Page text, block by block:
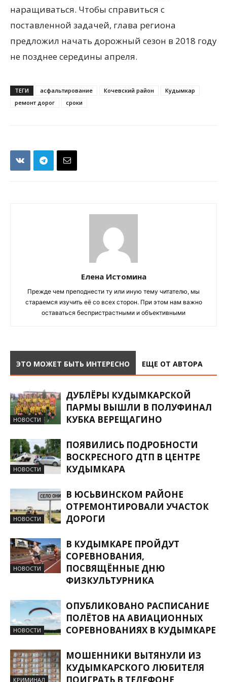
наращиваться. Чтобы справиться с
поставленной задачей, глава региона
предложил начать дорожный сезон в 2018 году
не позднее середины апреля.
ТЕГИ асфальтирование Кочевский район
Кудымкар
ремонт дорог
сроки
Елена Истомина
Прежде чем преподнести ту или иную тему читателю, мы
стараемся изучить её со всех сторон. При этом нам важно
оставаться беспристрастными и объективными
ЭТО МОЖЕТ БЫТЬ ИНТЕРЕСНО ЕЩЕ ОТ АВТОРА
НОВОСТИ
ДУБЛЁРЫ КУДЫМКАРСКОЙ
ПАРМЫ ВЫШЛИ В ПОЛУФИНАЛ
КУБКА ВЕРЕЩАГИНО
НОВОСТИ
ПОЯВИЛИСЬ ПОДРОБНОСТИ
ВОСКРЕСНОГО ДТП В ЦЕНТРЕ
КУДЫМКАРА
НОВОСТИ
В ЮСЬВИНСКОМ РАЙОНЕ
ОТРЕМОНТИРОВАЛИ УЧАСТОК
ДОРОГИ
НОВОСТИ
В КУДЫМКАРЕ ПРОЙДУТ
СОРЕВНОВАНИЯ,
ПОСВЯЩЁННЫЕ ДНЮ
ФИЗКУЛЬТУРНИКА
НОВОСТИ
ОПУБЛИКОВАНО РАСПИСАНИЕ
ПОЛЁТОВ НА АВИАЦИОННЫХ
СОРЕВНОВАНИЯХ В КУДЫМКАРЕ
КРИМИНАЛ
МОШЕННИКИ ВЫТЯНУЛИ ИЗ
КУДЫМКАРСКОГО ЛЮБИТЕЛЯ